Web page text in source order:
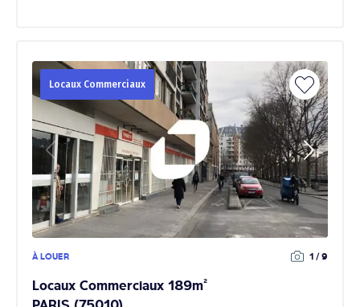
Locaux Commerciaux
À LOUER 1 / 9
Locaux Commerciaux 189m²